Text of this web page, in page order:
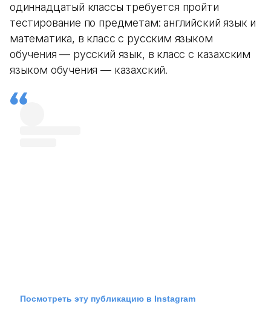
одиннадцатый классы требуется пройти
тестирование по предметам: английский язык и
математика, в класс с русским языком
обучения — русский язык, в класс с казахским
языком обучения — казахский.
Посмотреть эту публикацию в Instagram